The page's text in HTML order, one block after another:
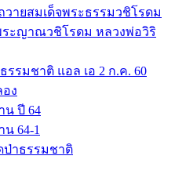
ายสมเด็จพระธรรมวชิโรดม
ระญาณวชิโรดม หลวงพ่อวิริ
รมชาติ แอล เอ 2 ก.ค. 60
ง
น ปี 64
64-1
ป่าธรรมชาติ